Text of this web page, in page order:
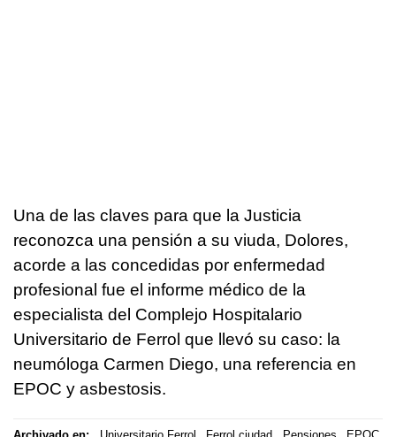
Una de las claves para que la Justicia
reconozca una pensión a su viuda, Dolores,
acorde a las concedidas por enfermedad
profesional fue el informe médico de la
especialista del Complejo Hospitalario
Universitario de Ferrol que llevó su caso: la
neumóloga Carmen Diego, una referencia en
EPOC y asbestosis.